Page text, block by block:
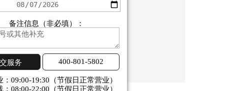
备注信息（非必填）：
服务 400-801-5802
：09:00-19:30（节假日正常营业）
：08:00-22:00（节假日正常营业）